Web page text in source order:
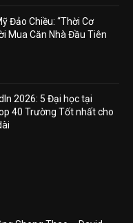
Đảo Chiều: “Thời Cơ
Mua Căn Nhà Đầu Tiên
2026: 5 Đại học tại
40 Trường Tốt nhất cho